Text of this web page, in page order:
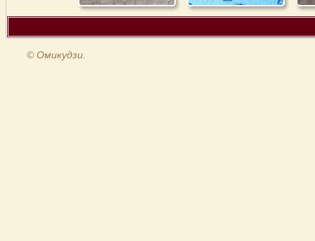
© Омикудзи.